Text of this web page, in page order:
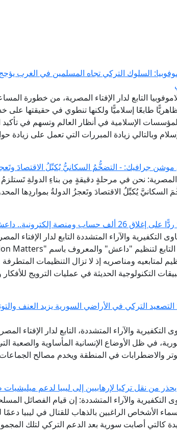
السلوك التركي تجاه المسلمين في الغرب
التابع لدار الإفتاء المصرية، من خطورة
طابعًا إسلاميًّا ولكنها تنطوي في حقيقتها على
الإسلامية في أنظار العالم وتسهم في تأكيد
وبالتالي زيادة المبررات التي تعمل على زيادة
موشن جرافيك: - التضخُّمُ السكانيُّ يُكبِّلُ الاقتصادَ
المصرية: نحن في مرحلةٍ دقيقةٍ مِن بناءِ الدولةِ
يُكبِّلُ الاقتصادَ وتَعجزُ الدولةُ بمواردِها
داعش يبتكر تطبيقًا جديدًا للتجنيد والتمويل
التكفيرية والآراء المتشددة التابع لدار الإفتاء
لمتابعيه ومناصريه إذ لا تزال التنظيمات المتطرفة
التكنولوجية الحديثة في عمليات الترويج
التصعيد التركي في الأراضي السورية يزيد العنف
والآراء المتشددة، التابع لدار الإفتاء
في ظل الأوضاع الإنسانية المأساوية والصعبة
والاضطرابات في المنطقة ويخدم مصالح الجماعات
من نقل تركيا لإرهابيين إلى ليبيا لدعم
التكفيرية والآراء المتشددة: إن قيام الفصائل
الأشخاص الراغبين بالذهاب للقتال في ليبيا
كالتي أصابت سورية بعد الدعم التركي لتلك